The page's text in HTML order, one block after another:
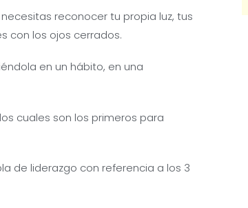
reconocer tu propia luz, tus
con los ojos cerrados.
en un hábito, en una
cuales son los primeros para
de liderazgo con referencia a los 3